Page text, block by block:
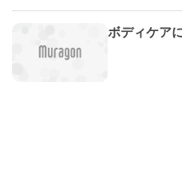
ボディケア